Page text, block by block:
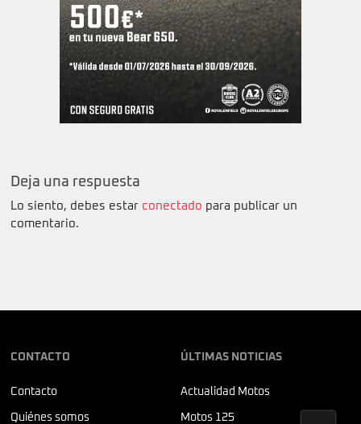
Deja una respuesta
Lo siento, debes estar conectado para publicar un
comentario.
CONTACTO
Contacto
Quiénes somos
ÚLTIMAS NOTICIAS
Actualidad Motos
Motos 125